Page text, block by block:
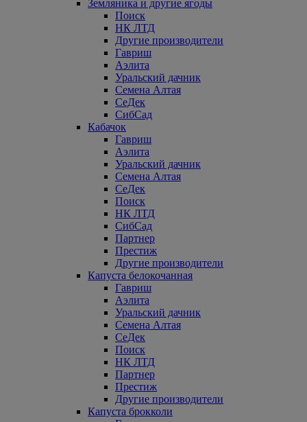
Земляника и другие ягоды
Поиск
НК ЛТД
Другие производители
Гавриш
Аэлита
Уральский дачник
Семена Алтая
СеДек
СибСад
Кабачок
Гавриш
Аэлита
Уральский дачник
Семена Алтая
СеДек
Поиск
НК ЛТД
СибСад
Партнер
Престиж
Другие производители
Капуста белокочанная
Гавриш
Аэлита
Уральский дачник
Семена Алтая
СеДек
Поиск
НК ЛТД
Партнер
Престиж
Другие производители
Капуста брокколи